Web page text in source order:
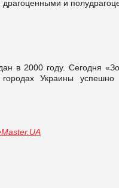
драгоценными и
в 2000 году. Сегодня
Украины успешно